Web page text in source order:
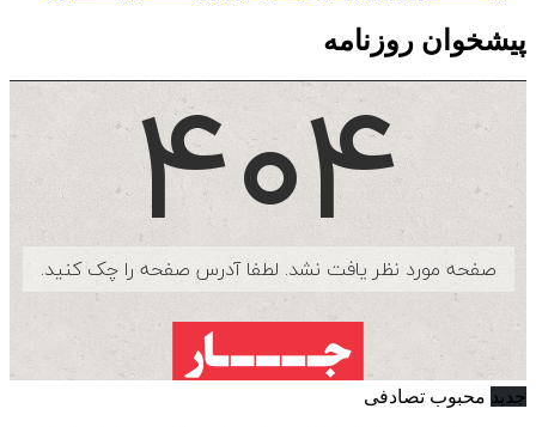
پیشخوان روزنامه
جدید محبوب تصادفی